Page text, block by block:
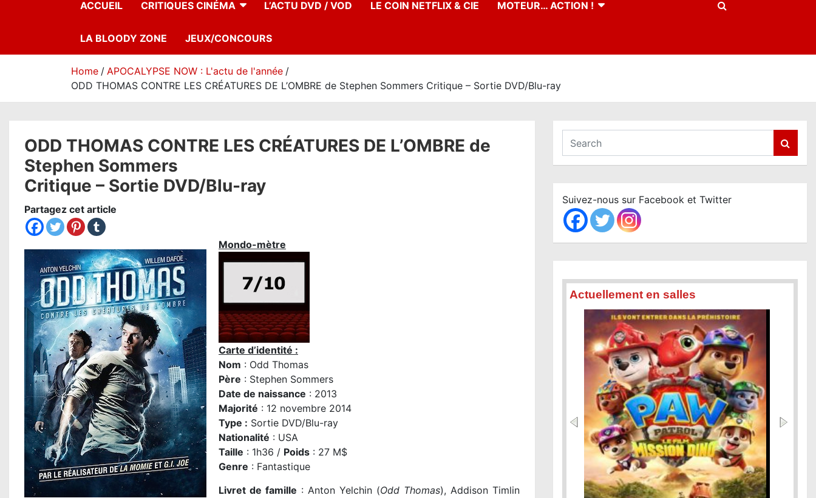
ACCUEIL CRITIQUES CINÉMA L’ACTU DVD / VOD LE COIN NETFLIX & CIE MOTEUR… ACTION !
LA BLOODY ZONE JEUX/CONCOURS
Home
APOCALYPSE NOW : L'actu de l'année
ODD THOMAS CONTRE LES CRÉATURES DE L’OMBRE de Stephen Sommers Critique – Sortie DVD/Blu-ray
ODD THOMAS CONTRE LES CRÉATURES DE L’OMBRE de
Stephen Sommers
Critique – Sortie DVD/Blu-ray
Partagez cet article
Mondo-mètre
Carte d’identité :
Nom : Odd Thomas
Père : Stephen Sommers
Date de naissance : 2013
Majorité : 12 novembre 2014
Type : Sortie DVD/Blu-ray
Nationalité : USA
Taille : 1h36 / Poids : 27 M$
Genre : Fantastique
Livret de famille : Anton Yelchin (Odd Thomas), Addison Timlin
a
c
h
Suivez-nous sur Facebook et Twitter
Actuellement en salles